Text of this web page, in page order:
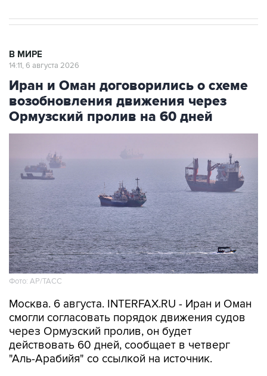
В МИРЕ
14:11, 6 августа 2026
Иран и Оман договорились о схеме
возобновления движения через
Ормузский пролив на 60 дней
Фото: AP/ТАСС
Москва. 6 августа. INTERFAX.RU - Иран и Оман
смогли согласовать порядок движения судов
через Ормузский пролив, он будет
действовать 60 дней, сообщает в четверг
"Аль-Арабийя" со ссылкой на источник.